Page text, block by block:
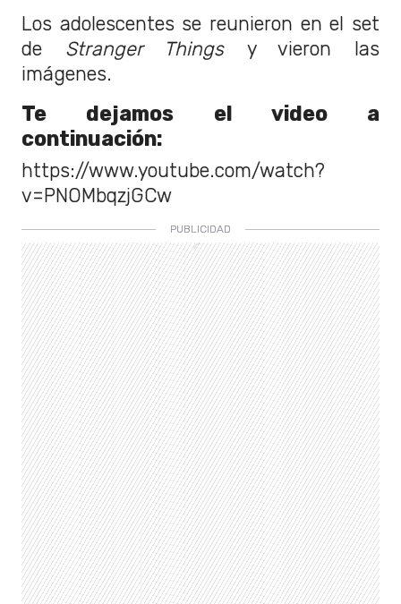
Los adolescentes se reunieron en el set
de Stranger Things y vieron las
imágenes.
Te dejamos el video a
continuación:
https://www.youtube.com/watch?
v=PNOMbqzjGCw